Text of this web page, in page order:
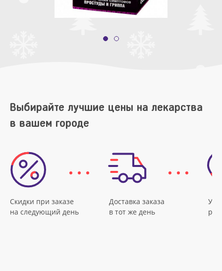
Выбирайте лучшие цены на лекарства
в вашем городе
Скидки при заказе
на следующий день
Доставка заказа
в тот же день